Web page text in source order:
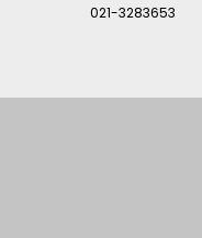
021-3283653